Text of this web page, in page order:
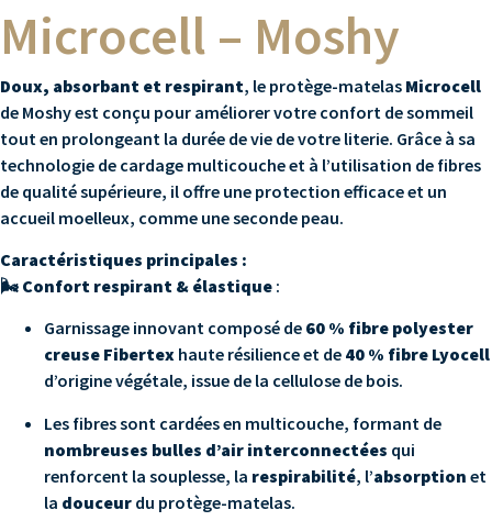
Microcell – Moshy
Doux, absorbant et respirant, le protège-matelas Microcell
de Moshy est conçu pour améliorer votre confort de sommeil
tout en prolongeant la durée de vie de votre literie. Grâce à sa
technologie de cardage multicouche et à l’utilisation de fibres
de qualité supérieure, il offre une protection efficace et un
accueil moelleux, comme une seconde peau.
Caractéristiques principales :
🌬️ Confort respirant & élastique :
Garnissage innovant composé de 60 % fibre polyester
creuse Fibertex haute résilience et de 40 % fibre Lyocell
d’origine végétale, issue de la cellulose de bois.
Les fibres sont cardées en multicouche, formant de
nombreuses bulles d’air interconnectées qui
renforcent la souplesse, la respirabilité, l’absorption et
la douceur du protège-matelas.